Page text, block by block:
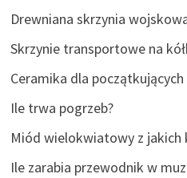
Drewniana skrzynia
Skrzynie transportowe na
Ceramika dla początkujących
Ile trwa pogrzeb?
Miód wielokwiatowy z jakich
Ile zarabia przewodnik w